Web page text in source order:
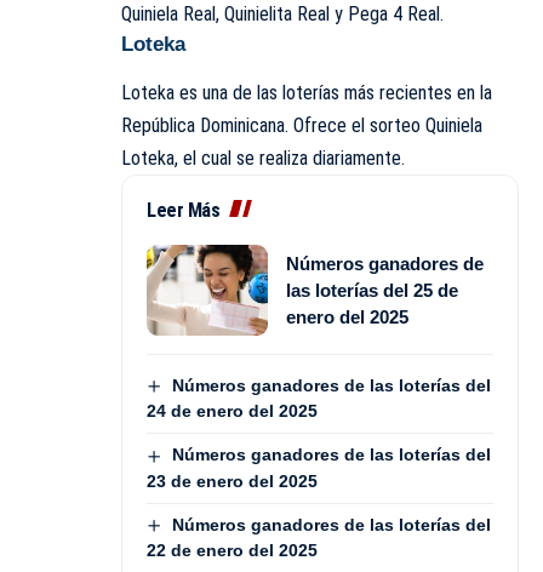
Quiniela Real, Quinielita Real y Pega 4 Real.
Loteka
Loteka es una de las loterías más recientes en la
República Dominicana. Ofrece el sorteo Quiniela
Loteka, el cual se realiza diariamente.
Leer Más
Números ganadores de
las loterías del 25 de
enero del 2025
Números ganadores de las loterías del
24 de enero del 2025
Números ganadores de las loterías del
23 de enero del 2025
Números ganadores de las loterías del
22 de enero del 2025